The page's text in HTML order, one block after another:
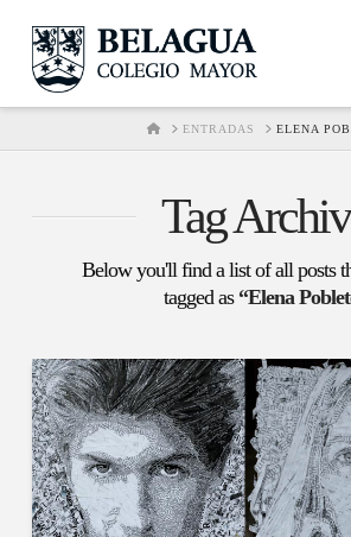
HOMEENTRADAS ELENA
Tag
Below you'll find a list of all posts
tagged as “Elena